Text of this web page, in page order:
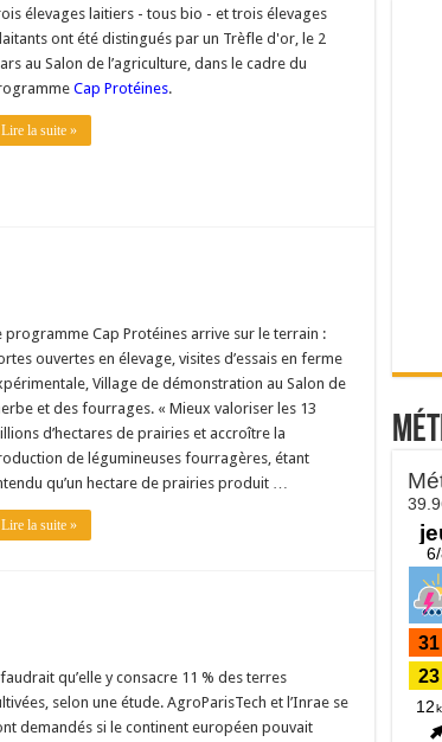
élevages laitiers - tous bio - et trois élevages
ont été distingués par un Trèfle d'or, le 2
au Salon de l’agriculture, dans le cadre du
Cap Protéines.
Lire la suite »
programme Cap Protéines arrive sur le terrain :
ouvertes en élevage, visites d’essais en ferme
Village de démonstration au Salon de
et des fourrages. « Mieux valoriser les 13
d’hectares de prairies et accroître la
de légumineuses fourragères, étant
qu’un hectare de prairies produit …
Lire la suite »
qu’elle y consacre 11 % des terres
selon une étude. AgroParisTech et l’Inrae se
demandés si le continent européen pouvait